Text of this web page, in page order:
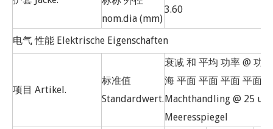
nom.dia (mm)
3.60
电气 性能 Elektrische Eigenschaften
项目 Artikel.
标准值
Standardwert.
衰减 和 平均 功率 @ 功
海 平面 平面 平面 平面
Machthandling @ 25
Meeresspiegel